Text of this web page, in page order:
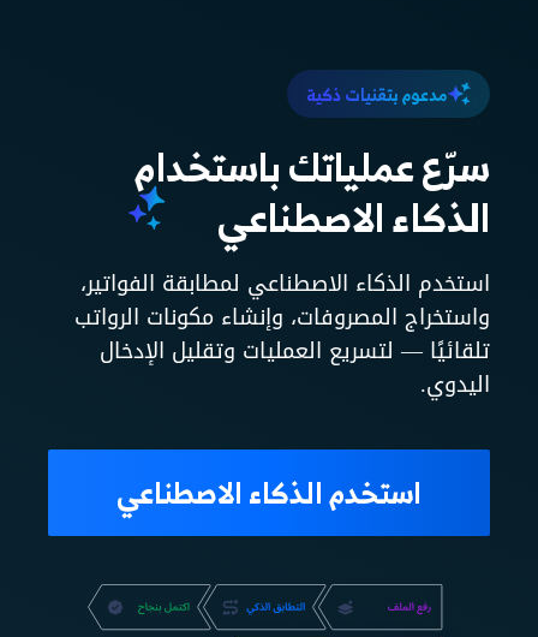
مدعوم بتقنيات ذكية
سرّع عملياتك باستخدام
الذكاء الاصطناعي
استخدم الذكاء الاصطناعي لمطابقة الفواتير،
واستخراج المصروفات، وإنشاء مكونات الرواتب
تلقائيًا — لتسريع العمليات وتقليل الإدخال
اليدوي.
استخدم الذكاء الاصطناعي